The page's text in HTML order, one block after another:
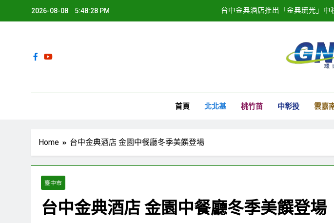
2026-08-08 5:48:29 PM 台中金典酒店推出「金典琉光」
2025濱
首頁 北北基 桃竹苗 中彰投 雲嘉
Home 台中金典酒店 金園中餐廳冬季美饌登場
臺中市
台中金典酒店 金園中餐廳冬季美饌登場